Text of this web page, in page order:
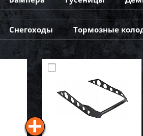
Снегоходы Тормозные